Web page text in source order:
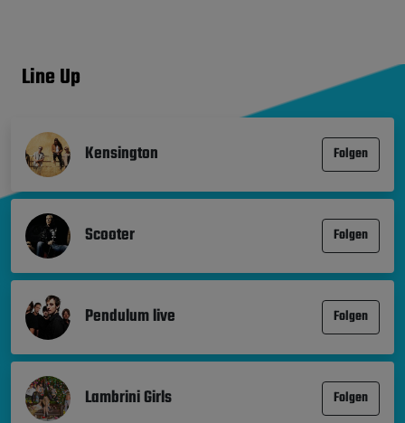
Line Up
Kensington Folgen
Scooter Folgen
Pendulum live Folgen
Lambrini Girls Folgen